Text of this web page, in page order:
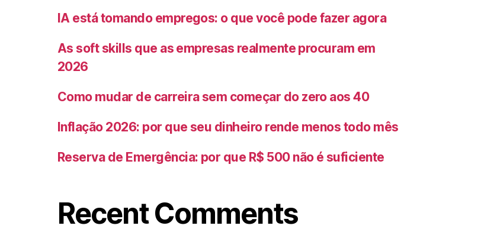
IA está tomando empregos: o que você pode fazer agora
As soft skills que as empresas realmente procuram em
2026
Como mudar de carreira sem começar do zero aos 40
Inflação 2026: por que seu dinheiro rende menos todo mês
Reserva de Emergência: por que R$ 500 não é suficiente
Recent Comments